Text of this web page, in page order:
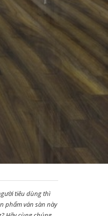
tiêu dùng thì
phẩm ván sàn này